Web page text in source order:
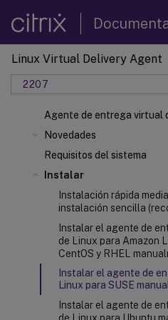
Linux Virtual Delivery Agent
2207
Agente de entrega virtual
Novedades
Requisitos del sistema
Instalar
Instalación rápida
instalación sencilla
Instalar el agente de
de Linux para Amazon
CentOS y RHEL
Instalar el agente de
Linux para SUSE
Instalar el agente de